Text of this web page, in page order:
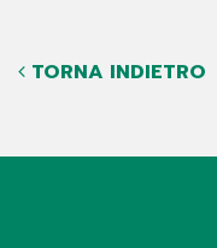
TORNA INDIETRO